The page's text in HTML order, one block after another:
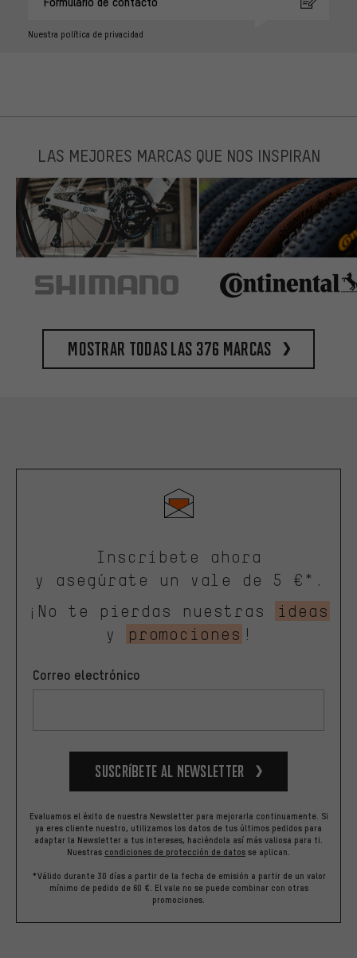
Nuestra política de privacidad
LAS MEJORES MARCAS QUE NOS INSPIRAN
Mostrar todas las 376 marcas
Inscríbete ahora
y asegúrate un vale de 5 €*.
¡No te pierdas nuestras
ideas
y
promociones !
Correo electrónico
Suscríbete al newsletter
Evaluamos el éxito de nuestra Newsletter para mejorarla continuamente. Si
ya eres cliente nuestro, utilizamos los datos de tus últimos pedidos para
adaptar la Newsletter a tus intereses, haciéndola así más valiosa para ti.
Nuestras condiciones de protección de datos se aplican.
*Válido durante 30 días a partir de la fecha de emisión a partir de un valor
mínimo de pedido de 60 €. El vale no se puede combinar con otras
promociones.